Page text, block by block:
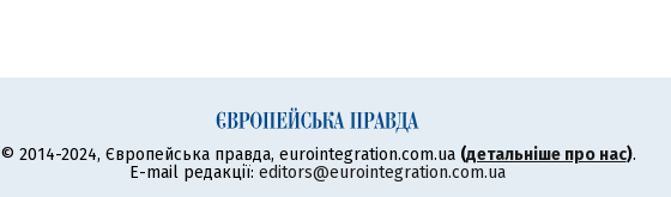
© 2014-2024, Європейська правда, eurointegration.com.ua (детальніше про нас).
E-mail редакції: editors@eurointegration.com.ua